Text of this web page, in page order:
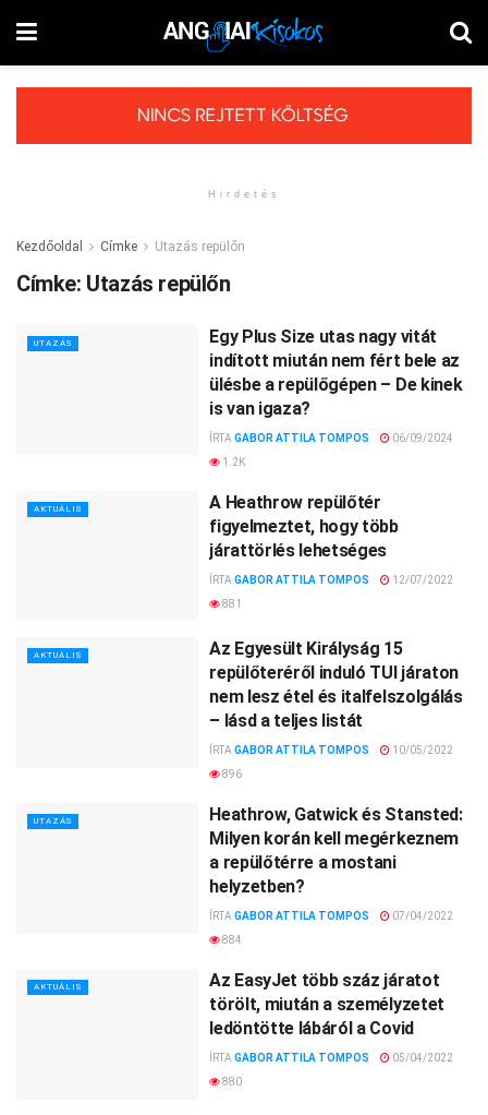
Hirdetés
Kezdőoldal Címke Utazás repülőn
Címke: Utazás repülőn
UTAZÁS
Egy Plus Size utas nagy vitát
indított miután nem fért bele az
ülésbe a repülőgépen – De kinek
is van igaza?
ÍRTA GABOR ATTILA TOMPOS
06/09/2024
1.2K
AKTUÁLIS
A Heathrow repülőtér
figyelmeztet, hogy több
járattörlés lehetséges
ÍRTA GABOR ATTILA TOMPOS
12/07/2022
881
AKTUÁLIS
Az Egyesült Királyság 15
repülőteréről induló TUI járaton
nem lesz étel és italfelszolgálás
– lásd a teljes listát
ÍRTA GABOR ATTILA TOMPOS
10/05/2022
896
UTAZÁS
Heathrow, Gatwick és Stansted:
Milyen korán kell megérkeznem
a repülőtérre a mostani
helyzetben?
ÍRTA GABOR ATTILA TOMPOS
07/04/2022
884
AKTUÁLIS
Az EasyJet több száz járatot
törölt, miután a személyzetet
ledöntötte lábáról a Covid
ÍRTA GABOR ATTILA TOMPOS
05/04/2022
880